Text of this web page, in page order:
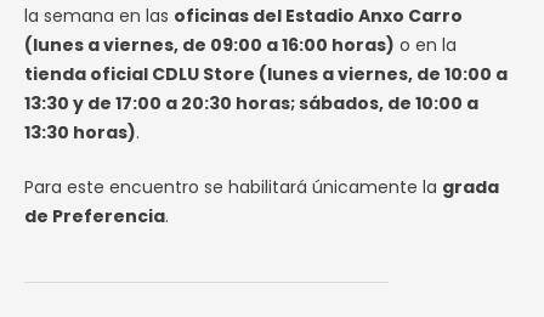
la semana en las oficinas del Estadio Anxo Carro
(lunes a viernes, de 09:00 a 16:00 horas) o en la
tienda oficial CDLU Store (lunes a viernes, de 10:00 a
13:30 y de 17:00 a 20:30 horas; sábados, de 10:00 a
13:30 horas).
Para este encuentro se habilitará únicamente la grada
de Preferencia.